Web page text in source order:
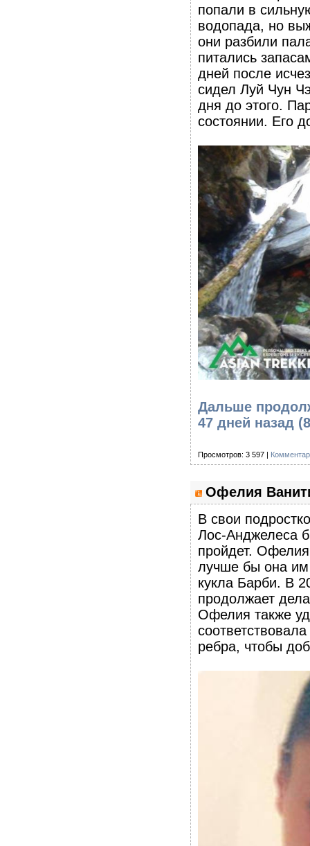
попали в
водопада, но
они разбили
питались
дней после
сидел Луй Чун
дня до этого.
состоянии. Его
Дальше
47 дней назад
Просмотров: 3 597 |
Офелия
В свои
Лос-Анджелеса
пройдет. Офелия
лучше бы она им
кукла Барби. В
продолжает
Офелия также
ребра, чтобы